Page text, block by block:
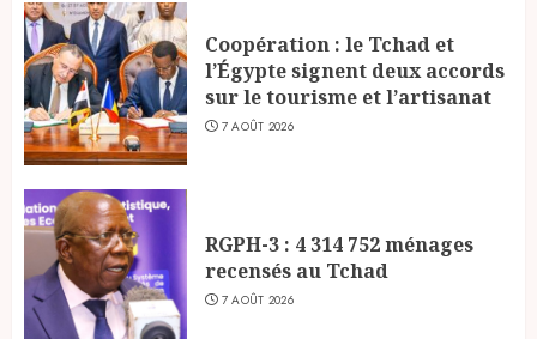
Coopération : le Tchad et
l’Égypte signent deux accords
sur le tourisme et l’artisanat
7 AOÛT 2026
RGPH-3 : 4 314 752 ménages
recensés au Tchad
7 AOÛT 2026